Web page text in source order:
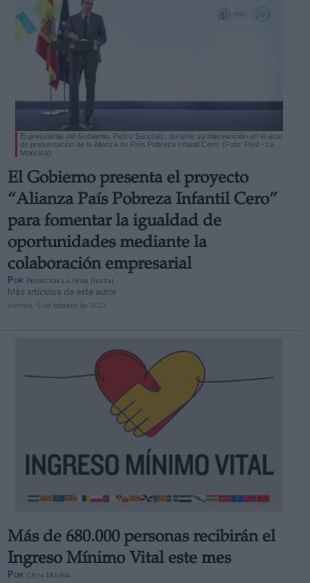
El presidente del Gobierno, Pedro Sánchez, durante su intervención en el acto
de presentación de la Alianza de País Pobreza Infantil Cero. (Foto: Pool - La
Moncloa)
El Gobierno presenta el proyecto
“Alianza País Pobreza Infantil Cero”
para fomentar la igualdad de
oportunidades mediante la
colaboración empresarial
Por Redacción La Hora Digital
Más artículos de este autor
viernes, 5 de febrero de 2021
Más de 680.000 personas recibirán el
Ingreso Mínimo Vital este mes
Por Celia Molina